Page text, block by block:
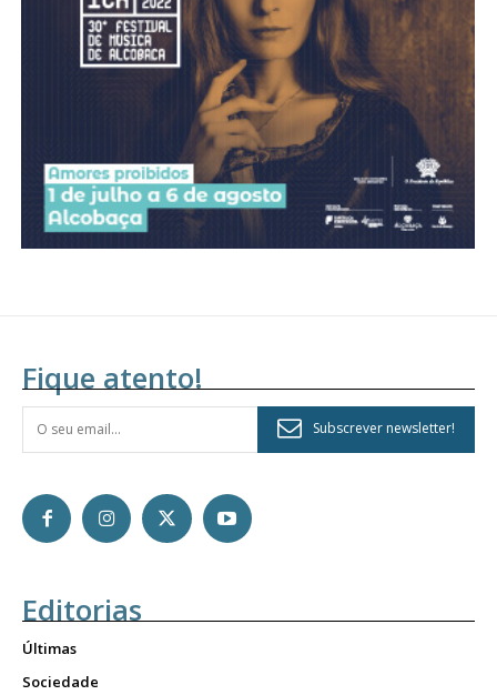
Fique atento!
Subscrever newsletter!
Editorias
Últimas
Sociedade